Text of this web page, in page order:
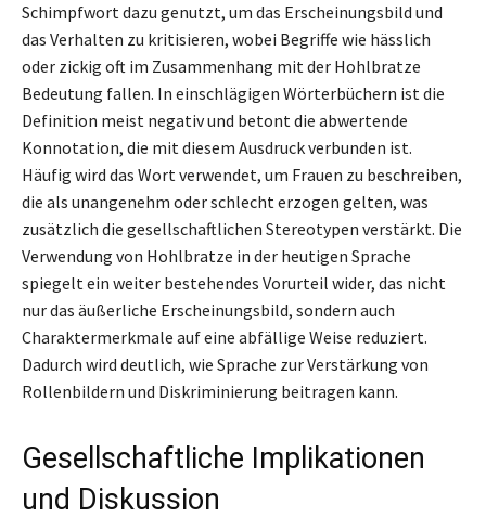
Schimpfwort dazu genutzt, um das Erscheinungsbild und
das Verhalten zu kritisieren, wobei Begriffe wie hässlich
oder zickig oft im Zusammenhang mit der Hohlbratze
Bedeutung fallen. In einschlägigen Wörterbüchern ist die
Definition meist negativ und betont die abwertende
Konnotation, die mit diesem Ausdruck verbunden ist.
Häufig wird das Wort verwendet, um Frauen zu beschreiben,
die als unangenehm oder schlecht erzogen gelten, was
zusätzlich die gesellschaftlichen Stereotypen verstärkt. Die
Verwendung von Hohlbratze in der heutigen Sprache
spiegelt ein weiter bestehendes Vorurteil wider, das nicht
nur das äußerliche Erscheinungsbild, sondern auch
Charaktermerkmale auf eine abfällige Weise reduziert.
Dadurch wird deutlich, wie Sprache zur Verstärkung von
Rollenbildern und Diskriminierung beitragen kann.
Gesellschaftliche Implikationen
und Diskussion